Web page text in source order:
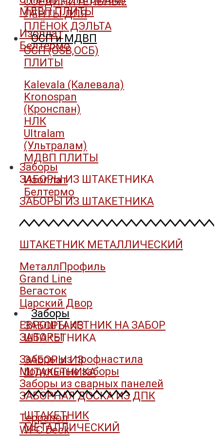
ЛЕНТЫ ДЛЯ
ПЛЁНОК ДЭЛЬТА
ОСП и МДВП
ОСП (OSB,ОСБ)
ПЛИТЫ
Kalevala (Калевала)
Kronospan
(Кронспан)
НЛК
Ultralam
(Ультралам)
МДВП ПЛИТЫ
Изоплат
Белтермо
Заборы
ЗАБОРЫ ИЗ
ШТАКЕТНИКА
ЗАБОРЫ ИЗ
ШТАКЕТНИКА
ШТАКЕТНИК
МЕТАЛЛИЧЕСКИЙ
МДВП ПЛИТЫ
Изоплат
Белтермо
Заборы
ЗАБОРЫ ИЗ ШТАКЕТНИКА
ЗАБОРЫ ИЗ ШТАКЕТНИКА
ШТАКЕТНИК МЕТАЛЛИЧЕСКИЙ
МеталлПрофиль
Grand Line
Вегасток
Царский Двор
ЕВРОШТАКЕТНИК НА ЗАБОР
ЗАБОРЫ
Заборы из профнастила
Модульные заборы
Заборы из сварных панелей
ЗАБОРНАЯ ДОСКА ИЗ ДПК
Террапол
WPC Deck